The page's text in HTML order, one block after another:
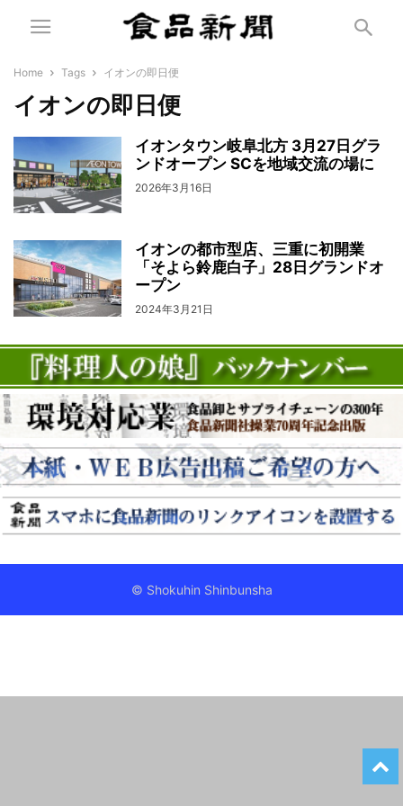
Home Tags イオンの即日便
イオンの即日便
イオンタウン岐阜北方 3月27日グラ
ンドオープン SCを地域交流の場に
2026年3月16日
イオンの都市型店、三重に初開業
「そよら鈴鹿白子」28日グランドオ
ープン
2024年3月21日
© Shokuhin Shinbunsha